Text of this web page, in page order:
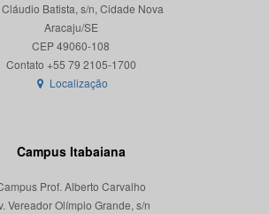
Batista, s/n, Cidade Nova
Aracaju/SE
CEP 49060-108
Localização
Campus Itabaiana
Prof. Alberto Carvalho
Vereador Olímpio Grande, s/n